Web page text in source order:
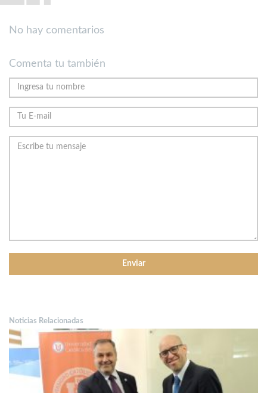
No hay comentarios
Comenta tu también
Noticias Relacionadas